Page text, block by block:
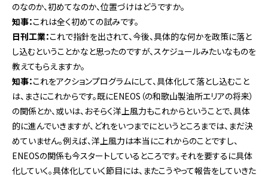
のなのか、初めてなのか、位置づけはどうですか。
知事：これは全く初めての試みです。
日刊工業：これで指針を出されて、今後、具体的な何かを政策に落と
し込むということかなと思ったのですが、スケジュールみたいなものを
教えてもらえますか。
知事：これをアクションプログラムにして、具体化して落とし込むこと
は、まさにこれからです。既にENEOS（の和歌山製油所エリアの将来）
の関係とか、或いは、おそらく洋上風力もこれからということで、具体
的に進んでいきますが、どれをいつまでにというところまでは、まだ決
めていません。例えば、洋上風力は本当にこれからのことですし、
ENEOSの関係も今スタートしているところです。それを要するに具体
化していく。具体化していく節目には、またこうやって報告をしていきた